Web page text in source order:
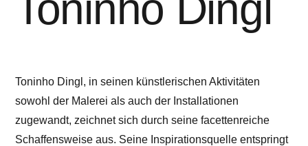
Toninho Dingl, in seinen künstlerischen Aktivitäten
sowohl der Malerei als auch der Installationen
zugewandt, zeichnet sich durch seine facettenreiche
Schaffensweise aus. Seine Inspirationsquelle entspringt